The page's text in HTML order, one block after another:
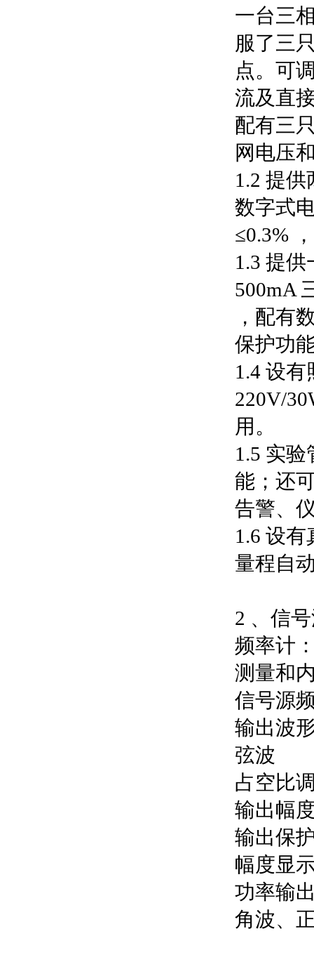
一台三
服了三
点。可
流及直
配有三
网电压
1.2 提
数字式
≤0.3%
1.3 提供
500mA
，配有
保护功
1.4 设
220V/
用。
1.5 实
能；还
告警、
1.6 设
量程自
2 、信
频率计
测量和
信号源
输出波
弦波
占空比
输出幅
输出保
幅度显
功率输
角波、